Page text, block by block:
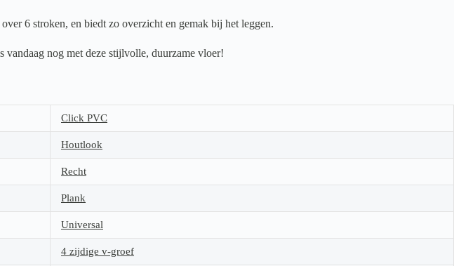
6 stroken, en biedt zo overzicht en gemak bij het leggen.
nog met deze stijlvolle, duurzame vloer!
Click PVC
Houtlook
Recht
Plank
Universal
4 zijdige v-groef